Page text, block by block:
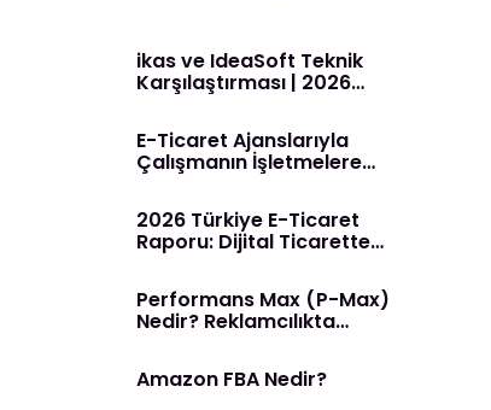
ikas ve IdeaSoft Teknik
Karşılaştırması | 2026
E-Ticaret Ajanslarıyla
Çalışmanın İşletmelere
2026 Türkiye E-Ticaret
Raporu: Dijital Ticarette
Performans Max (P-Max)
Nedir? Reklamcılıkta
Amazon FBA Nedir?